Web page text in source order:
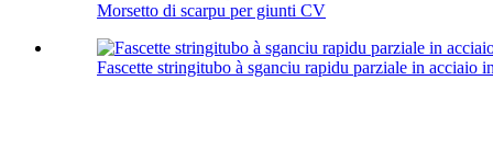
Morsetto di scarpu per giunti CV
Fascette stringitubo à sganciu rapidu parziale in acciaio